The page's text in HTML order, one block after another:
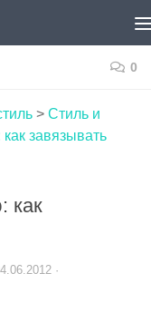
0
> Стиль и
завязывать
как
·